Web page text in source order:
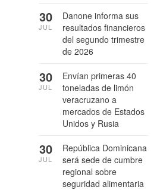
Danone informa sus
resultados financieros
del segundo trimestre
de 2026
30
JUL
Envían primeras 40
toneladas de limón
veracruzano a
mercados de Estados
Unidos y Rusia
30
JUL
República Dominicana
será sede de cumbre
regional sobre
seguridad alimentaria
30
JUL